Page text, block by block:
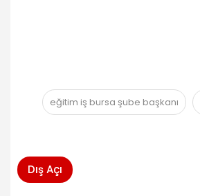
eğitim iş bursa şube başkanı
Dış Açı